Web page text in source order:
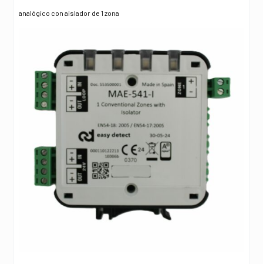
analógico con aislador de 1 zona